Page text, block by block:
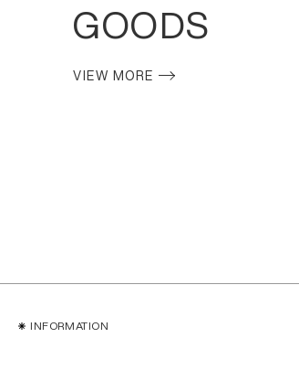
GOODS
VIEW MORE
INFORMATION